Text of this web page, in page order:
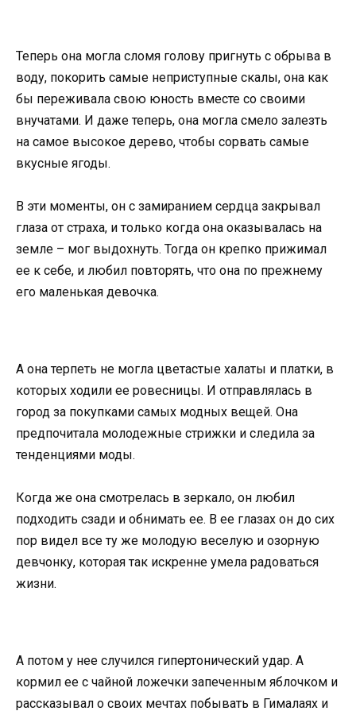
Теперь она могла сломя голову пригнуть с обрыва в
воду, покорить самые неприступные скалы, она как
бы переживала свою юность вместе со своими
внучатами. И даже теперь, она могла смело залезть
на самое высокое дерево, чтобы сорвать самые
вкусные ягоды.
В эти моменты, он с замиранием сердца закрывал
глаза от страха, и только когда она оказывалась на
земле – мог выдохнуть. Тогда он крепко прижимал
ее к себе, и любил повторять, что она по прежнему
его маленькая девочка.
А она терпеть не могла цветастые халаты и платки, в
которых ходили ее ровесницы. И отправлялась в
город за покупками самых модных вещей. Она
предпочитала молодежные стрижки и следила за
тенденциями моды.
Когда же она смотрелась в зеркало, он любил
подходить сзади и обнимать ее. В ее глазах он до сих
пор видел все ту же молодую веселую и озорную
девчонку, которая так искренне умела радоваться
жизни.
А потом у нее случился гипертонический удар. А
кормил ее с чайной ложечки запеченным яблочком и
рассказывал о своих мечтах побывать в Гималаях и